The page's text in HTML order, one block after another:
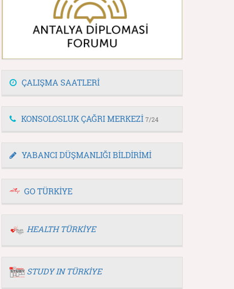
ÇALIŞMA SAATLERİ
KONSOLOSLUK ÇAĞRI MERKEZİ 7/24
YABANCI DÜŞMANLIĞI BİLDİRİMİ
GO TÜRKİYE
HEALTH TÜRKİYE
STUDY IN TÜRKİYE